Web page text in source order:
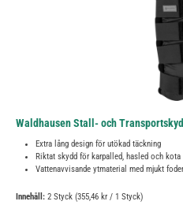
Waldhausen Stall- och
Extra lång design för utökad täckning
Riktat skydd för karpalled, hasled och kota
Vattenavvisande ytmaterial med mjukt foder
Innehåll: 2 Styck (355,46 kr / 1 Styck)